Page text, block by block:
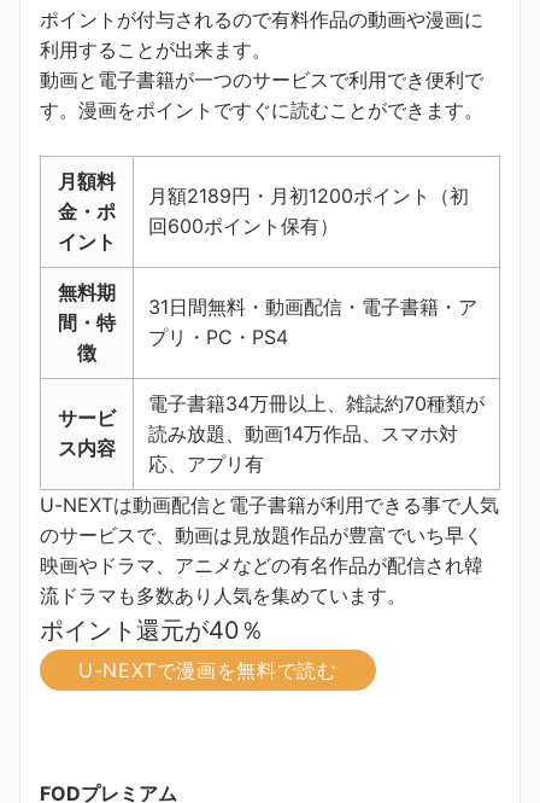
ポイントが付与されるので有料作品の動画や漫画に
利用することが出来ます。
動画と電子書籍が一つのサービスで利用でき便利で
す。 漫画をポイントですぐに読むことができます。
月額料
金・ポ
イント
月額2189円・月初1200ポイント（初
回600ポイント保有）
無料期
間・特
徴
31日間無料・動画配信・電子書籍・ア
プリ・PC・PS4
サービ
ス内容
電子書籍34万冊以上、雑誌約70種類が
読み放題、動画14万作品、スマホ対
応、アプリ有
U-NEXTは動画配信と電子書籍が利用できる事で人気
のサービスで、動画は見放題作品が豊富でいち早く
映画やドラマ、アニメなどの有名作品が配信され韓
流ドラマも多数あり人気を集めています。
ポイント還元が40％
U-NEXTで漫画を無料で読む
FODプレミアム